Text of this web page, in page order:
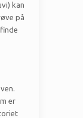
kan
på
er